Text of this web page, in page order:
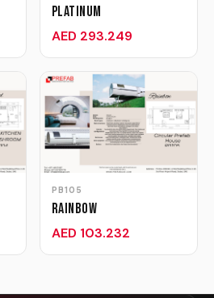
Platinum
AED 293.249
PB105
Rainbow
AED 103.232